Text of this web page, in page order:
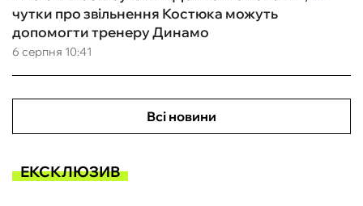
6 серпня 10:41
чутки про звільнення Костюка можуть
допомогти тренеру Динамо
Всі новини
ЕКСКЛЮЗИВ